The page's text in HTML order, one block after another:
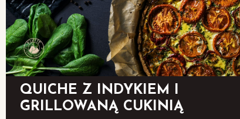
QUICHE Z INDYKIEM I
GRILLOWANĄ CUKINIĄ